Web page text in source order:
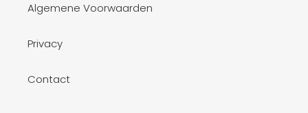
Algemene Voorwaarden
Privacy
Contact